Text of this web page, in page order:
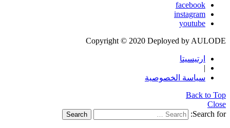
facebook
instagram
youtube
Copyright © 2020 Deployed by AULODE
ارتيسيتا
|
سياسة الخصوصية
Back to Top
Close
Search for:
Search